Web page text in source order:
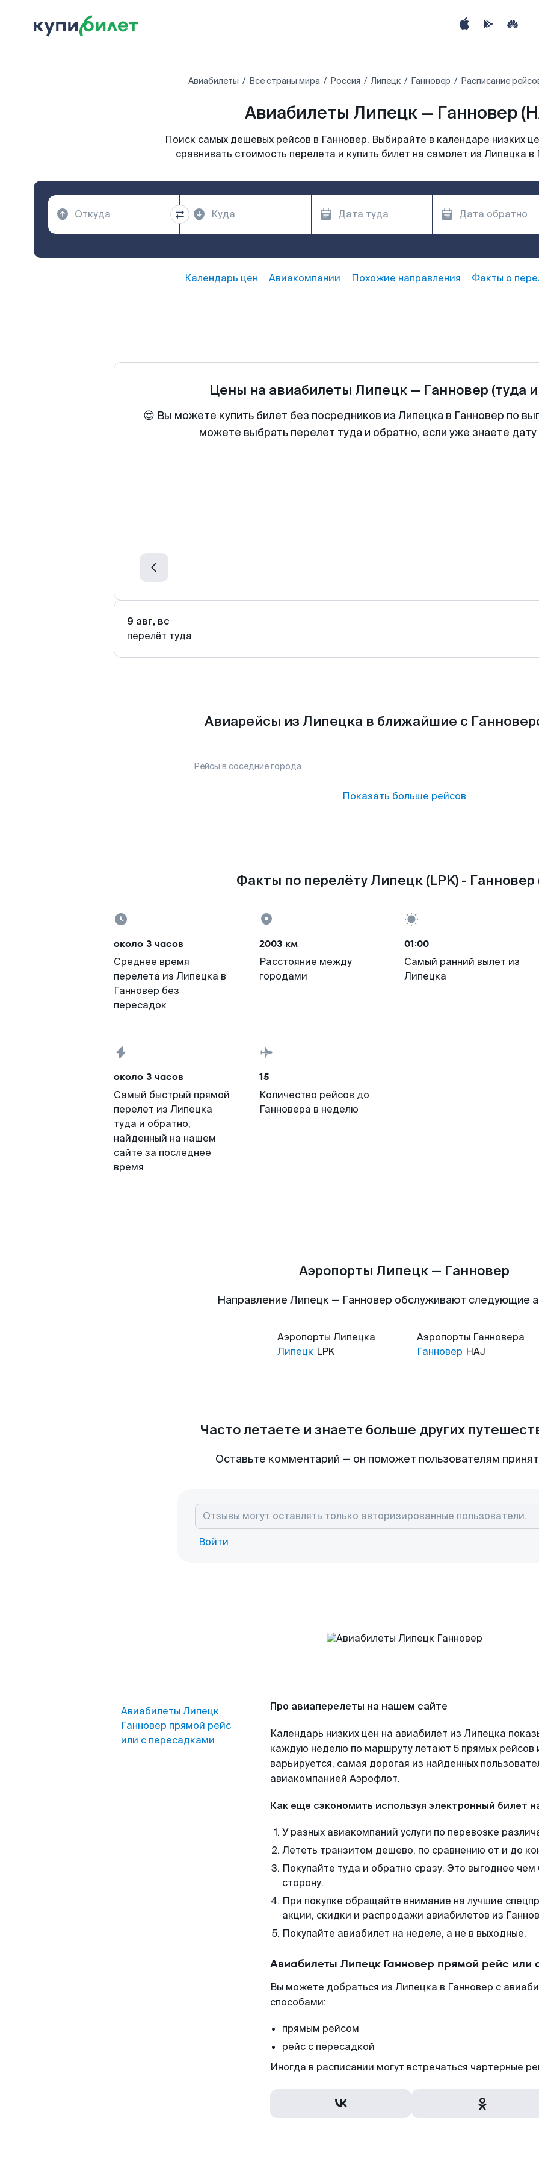
Авиабилеты Все страны мира Россия Липецк Ганновер Расписание
Авиабилеты Липецк — Ганновер
Поиск самых дешевых рейсов в Ганновер. Выбирайте в календаре низких
сравнивать стоимость перелета и купить билет на самолет из Липецка в
Календарь цен Авиакомпании Похожие направления Факты о
Цены на авиабилеты Липецк — Ганновер (туда
😍 Вы можете купить билет без посредников из Липецка в Ганновер по
можете выбрать перелет туда и обратно, если уже знаете
9 авг, вс
перелёт туда
Авиарейсы из Липецка в ближайшие с
Рейсы в соседние города
Показать больше рейсов
Факты по перелёту Липецк (LPK) - Ганновер
около 3 часов
Среднее время
перелета из Липецка в
Ганновер без
пересадок
2003 км
Расстояние между
городами
01:00
Самый ранний вылет из
Липецка
около 3 часов
Самый быстрый прямой
перелет из Липецка
туда и обратно,
найденный на нашем
сайте за последнее
время
15
Количество рейсов до
Ганновера в неделю
Аэропорты Липецк — Ганновер
Направление Липецк — Ганновер обслуживают следующие
Аэропорты Липецка
Липецк LPK
Аэропорты Ганновера
Ганновер HAJ
Часто летаете и знаете больше других
Оставьте комментарий — он поможет пользователям
Войти
Авиабилеты Липецк
Ганновер прямой рейс
или с пересадками
Про авиаперелеты на нашем сайте
Календарь низких цен на авиабилет из Липецка
каждую неделю по маршруту летают 5 прямых рейсов
варьируется, самая дорогая из найденных
авиакомпанией Аэрофлот.
Как еще сэкономить используя электронный билет
У разных авиакомпаний услуги по перевозке
Лететь транзитом дешево, по сравнению от и до
Покупайте туда и обратно сразу. Это выгоднее
сторону.
При покупке обращайте внимание на лучшие
акции, скидки и распродажи авиабилетов из
Покупайте авиабилет на неделе, а не в выходные.
Авиабилеты Липецк Ганновер прямой рейс или
Вы можете добраться из Липецка в Ганновер с
способами:
прямым рейсом
рейс с пересадкой
Иногда в расписании могут встречаться чартерные